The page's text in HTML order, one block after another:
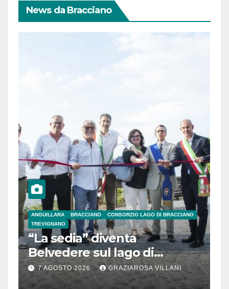
News da Bracciano
ANGUILLARA BRACCIANO
CONSORZIO LAGO DI BRACCIANO
TREVIGNANO
“La sedia” diventa
Belvedere sul lago di
Bracciano: ieri
l’inaugurazione
7 AGOSTO 2026 GRAZIAROSA VILLANI